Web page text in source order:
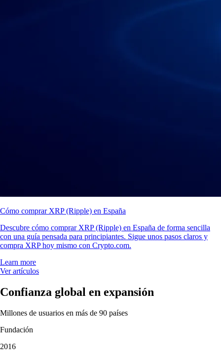
Cómo comprar XRP (Ripple) en España
Descubre cómo comprar XRP (Ripple) en España de forma sencilla
con una guía pensada para principiantes. Sigue unos pasos claros y
compra XRP hoy mismo con Crypto.com.
Learn more
Ver artículos
Confianza global en expansión
Millones de usuarios en más de 90 países
Fundación
2016